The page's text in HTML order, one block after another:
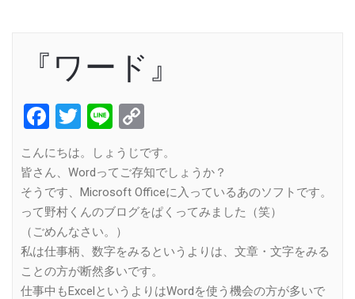
『ワード』
Facebook
Twitter
Line
Link
こんにちは。しょうじです。
皆さん、Wordってご存知でしょうか？
そうです、Microsoft Officeに入っているあのソフトです。
って野村くんのブログをぱくってみました（笑）
（ごめんなさい。）
私は仕事柄、数字をみるというよりは、文章・文字をみる
ことの方が断然多いです。
仕事中もExcelというよりはWordを使う機会の方が多いで